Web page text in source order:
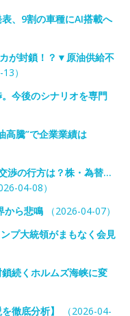
、9割の車種にAI搭載へ
が封鎖！？▼原油供給不
）
今後のシナリオを専門
高騰”で企業業績は
渉の行方は？株・為替…
04-08）
から悲鳴（2026-04-07）
プ大統領がまもなく会見
続くホルムズ海峡に変
徹底分析】
（2026-04-